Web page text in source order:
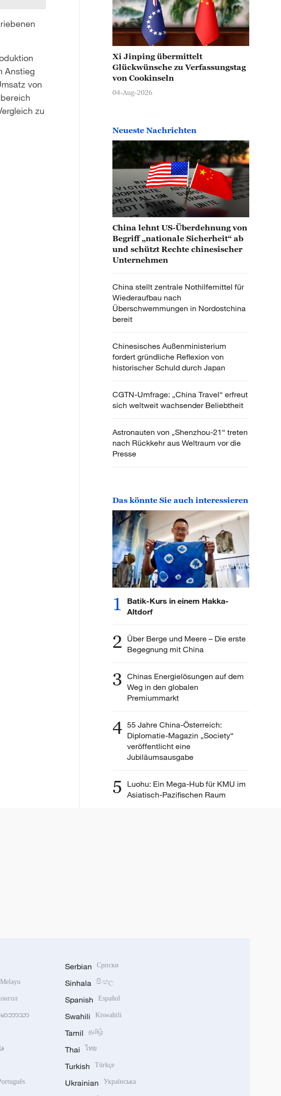
Anstieg
von
zu
Xi Jinping übermittelt
Glückwünsche zu Verfassungstag
von Cookinseln
04-Aug-2026
Neueste Nachrichten
China lehnt US-Überdehnung von
Begriff „nationale Sicherheit“ ab
und schützt Rechte chinesischer
Unternehmen
China stellt zentrale Nothilfemittel für
Wiederaufbau nach
Überschwemmungen in Nordostchina
bereit
Chinesisches Außenministerium
fordert gründliche Reflexion von
historischer Schuld durch Japan
CGTN-Umfrage: „China Travel“ erfreut
sich weltweit wachsender Beliebtheit
Astronauten von „Shenzhou-21“ treten
nach Rückkehr aus Weltraum vor die
Presse
Das könnte Sie auch interessieren
1
Batik-Kurs in einem Hakka-
Altdorf
2 Über Berge und Meere – Die erste
Begegnung mit China
3 Chinas Energielösungen auf dem
Weg in den globalen
Premiummarkt
4 55 Jahre China-Österreich:
Diplomatie-Magazin „Society“
veröffentlicht eine
Jubiläumsausgabe
5
Luohu: Ein Mega-Hub für KMU im
Asiatisch-Pazifischen Raum
မာဘာသာ
Serbian Српски
Sinhala සිංහල
Spanish Español
Swahili Kiswahili
Tamil தமிழ்
Thai ไทย
Turkish Türkçe
Ukrainian Українська